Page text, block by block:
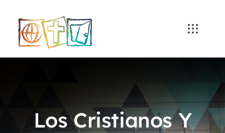
content
Los Cristianos Y